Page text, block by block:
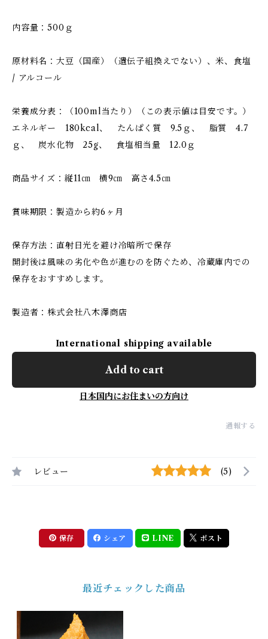
内容量：500ｇ
原材料名：大豆（国産）（遺伝子組換えでない）、米、食塩
/ アルコール
栄養成分表：（100ml当たり）（この表示値は目安です。）
エネルギー 180kcal、 たんぱく質 9.5ｇ、 脂質 4.7
ｇ、 炭水化物 25g、 食塩相当量 12.0ｇ
商品サイズ：縦11㎝ 横9㎝ 高さ4.5㎝
賞味期限：製造から約6ヶ月
保存方法：直射日光を避け冷暗所で保存
開封後は風味の劣化や色が進むのを防ぐため、冷蔵庫内での
保存をおすすめします。
製造者：株式会社八木澤商店
International shipping available
Add to cart
日本国内にお住まいの方向け
通報する
レビュー (5)
保存 シェア LINE ポスト
最近チェックした商品